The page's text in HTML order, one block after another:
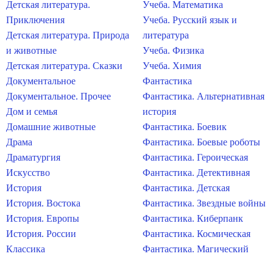
Детская литература.
Приключения
Детская литература. Природа
и животные
Детская литература. Сказки
Документальное
Документальное. Прочее
Дом и семья
Домашние животные
Драма
Драматургия
Искусство
История
История. Востока
История. Европы
История. России
Классика
Учеба. Математика
Учеба. Русский язык и
литература
Учеба. Физика
Учеба. Химия
Фантастика
Фантастика. Альтернативная
история
Фантастика. Боевик
Фантастика. Боевые роботы
Фантастика. Героическая
Фантастика. Детективная
Фантастика. Детская
Фантастика. Звездные войны
Фантастика. Киберпанк
Фантастика. Космическая
Фантастика. Магический